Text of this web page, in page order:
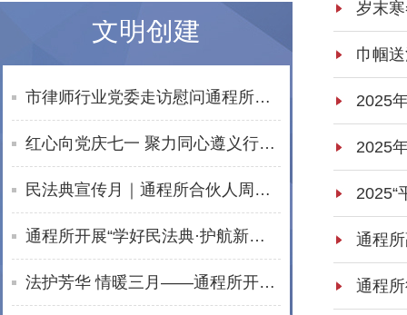
文明创建
市律师行业党委走访慰问通程所老党员文星民律师
红心向党庆七一 聚力同心遵义行——湖南通程律师事务所党总支赴遵义开展红色教育活动
民法典宣传月｜通程所合伙人周波开展普法宣讲活动
通程所开展“学好民法典·护航新生活”普法进社区活动
法护芳华 情暖三月——通程所开展2026年“三八维权周”普法宣传活动纪实